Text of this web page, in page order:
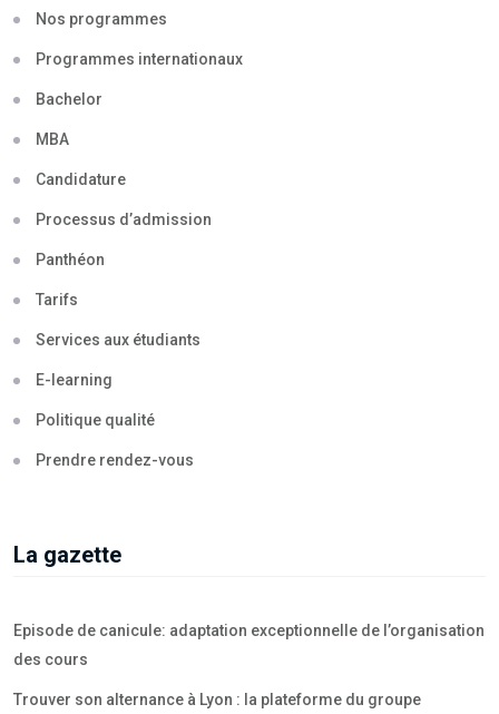
Nos programmes
Programmes internationaux
Bachelor
MBA
Candidature
Processus d’admission
Panthéon
Tarifs
Services aux étudiants
E-learning
Politique qualité
Prendre rendez-vous
La gazette
Episode de canicule: adaptation exceptionnelle de l’organisation
des cours
Trouver son alternance à Lyon : la plateforme du groupe